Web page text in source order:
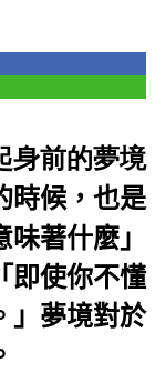
身前的夢境
時候，也是
著什麼」
即使你不懂
」夢境對於